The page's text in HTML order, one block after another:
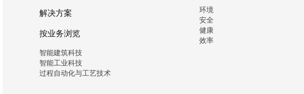
解决方案
按业务浏览
智能建筑科技
智能工业科技
过程自动化与工艺技术
环境
安全
健康
效率